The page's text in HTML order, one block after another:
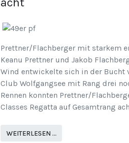
Prettner/Flachberger mit starkem
Keanu Prettner und Jakob
Wind entwickelte sich in der Bucht
Club Wolfgangsee mit Rang drei
Rennen konnten Prettner/
Classes Regatta auf Gesamtrang
WEITERLESEN …